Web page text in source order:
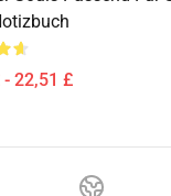
22,51 £